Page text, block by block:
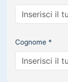
Cognome *